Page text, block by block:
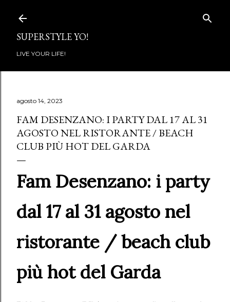
SUPERSTYLE YO!
LIVE YOUR LIFE!
agosto 14, 2023
FAM DESENZANO: I PARTY DAL 17 AL 31
AGOSTO NEL RISTORANTE / BEACH
CLUB PIÙ HOT DEL GARDA
Fam Desenzano: i party
dal 17 al 31 agosto nel
ristorante / beach club
più hot del Garda